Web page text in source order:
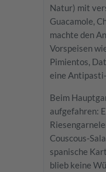
Natur) mit
Guacamole,
machte den
Vorspeisen
Pimientos,
eine
Beim
aufgefahren:
Couscous-
spanische
blieb keine